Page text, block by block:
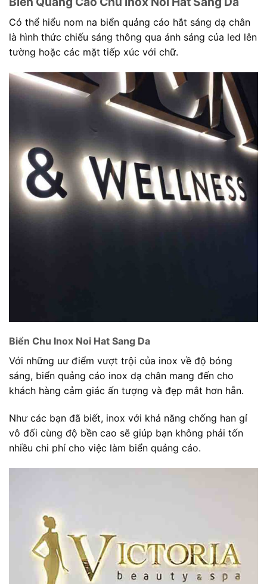
Có thể hiểu nom na biển quảng cáo hắt sáng dạ chân
là hình thức chiếu sáng thông qua ánh sáng của led lên
tường hoặc các mặt tiếp xúc với chữ.
Biển Chu Inox Noi Hat Sang Da
Với những uư điểm vượt trội của inox về độ bóng
sáng, biển quảng cáo inox dạ chân mang đến cho
khách hàng cảm giác ấn tượng và đẹp mắt hơn hẵn.
Như các bạn đã biết, inox với khả năng chống han gỉ
vô đối cùng độ bền cao sẽ giúp bạn không phải tốn
nhiều chi phí cho việc làm biển quảng cáo.